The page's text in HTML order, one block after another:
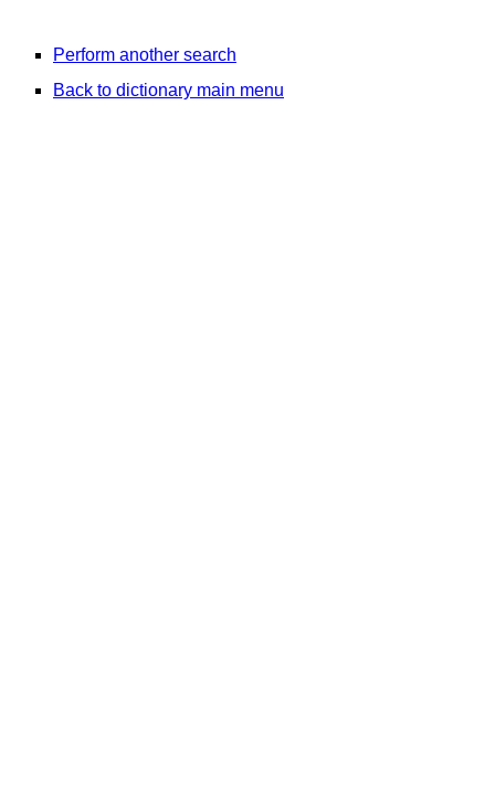
Perform another search
Back to dictionary main menu